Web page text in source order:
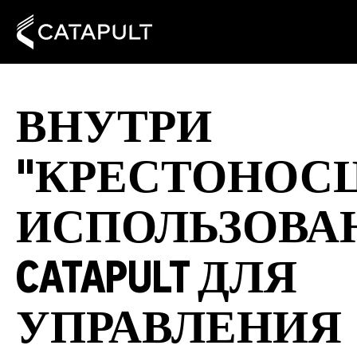
ВНУТРИ
CATAPULT ДЛЯ
УПРАВЛЕНИЯ